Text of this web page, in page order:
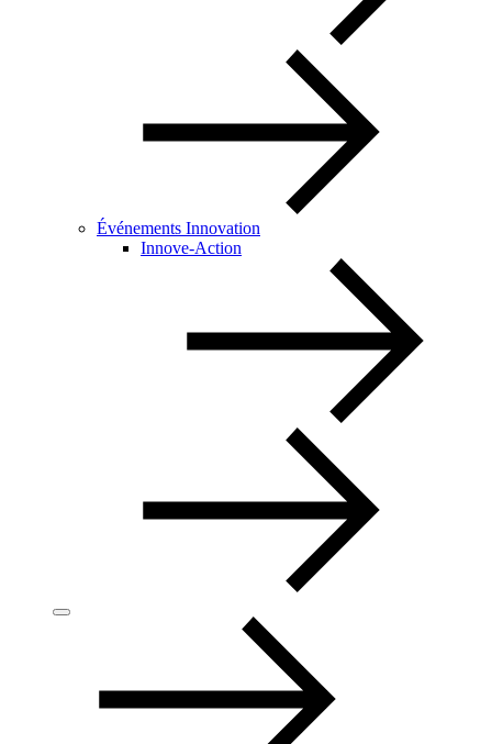
Événements Innovation
Innove-Action